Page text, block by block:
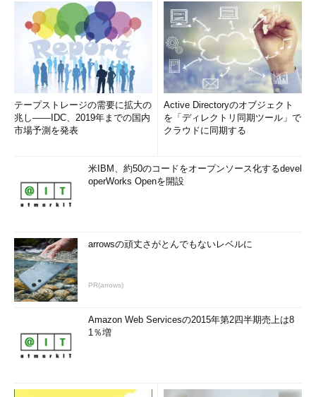
テープストレージの需要に拡大の
兆し――IDC、2019年までの国内
市場予測を発表
Active Directoryのオブジェクト
を「ディレクトリ同期ツール」で
クラウドに同期する
米IBM、約50のコードをオープンソース化するdevel
operWorks Openを開設
arrowsの頑丈さがとんでもないレベルに
PR(arrows)
Amazon Web Servicesの2015年第2四半期売上は8
1％増